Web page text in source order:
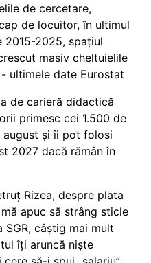
de cercetare,
de locuitor, în ultimul
2015-2025, spațiul
masiv cheltuielile
ultimele date Eurostat
de carieră didactică
primesc cei 1.500 de
august și îi pot folosi
2027 dacă rămân în
Rizea, despre plata
apuc să strâng sticle
SGR, câștig mai mult
îți aruncă niște